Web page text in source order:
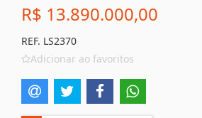
R$ 13.890.000,00
REF. LS2370
Adicionar ao favoritos